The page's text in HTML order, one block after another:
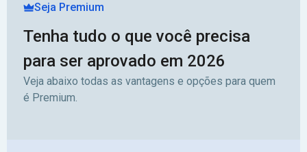
Seja Premium
Tenha tudo o que você precisa
para ser aprovado em 2026
Veja abaixo todas as vantagens e opções para quem
é Premium.